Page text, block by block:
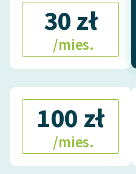
30 zł
/mies.
100 zł
/mies.